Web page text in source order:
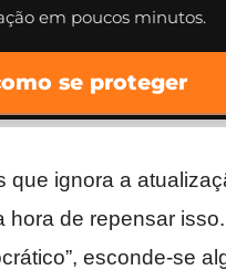
em poucos minutos.
se proteger
que ignora a
hora de repensar
esconde-se